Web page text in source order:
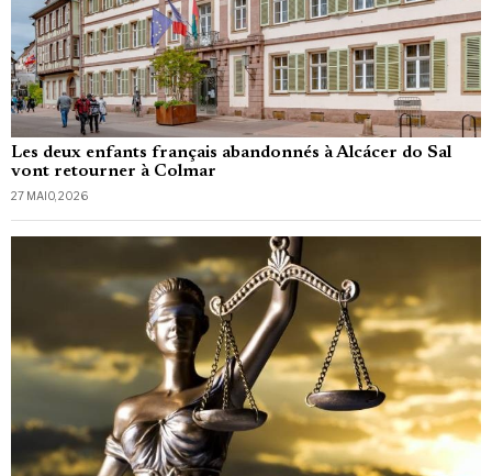
Les deux enfants français abandonnés à Alcácer do Sal
vont retourner à Colmar
27 MAIO, 2026